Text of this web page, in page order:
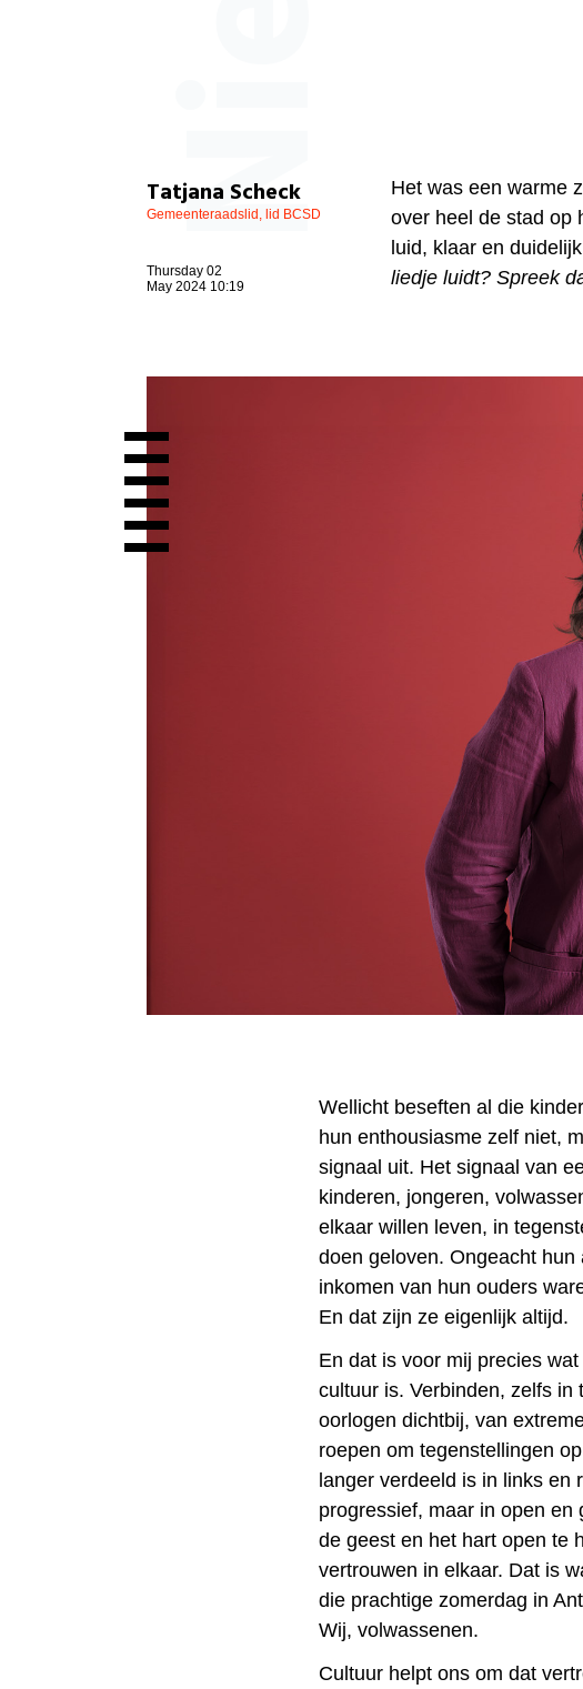
Tatjana Scheck
Gemeenteraadslid, lid BCSD
Thursday 02
May 2024 10:19
Het was een warme
over heel de stad op
luid, klaar en
liedje luidt? Spreek
Wellicht beseften al die
hun enthousiasme zelf niet,
signaal uit. Het signaal van
kinderen, jongeren,
elkaar willen leven, in
doen geloven. Ongeacht
inkomen van hun ouders
En dat zijn ze eigenlijk altijd.
Endat is voor mij precies
cultuur is. Verbinden, zelfs in
oorlogen dichtbij, van
roepen om tegenstellingen
langer verdeeld is in links en
progressief, maar in open en
de geest en het hart open te
vertrouwen in elkaar. Dat is
die prachtige zomerdag in
Wij, volwassenen.
Cultuur helpt ons om dat